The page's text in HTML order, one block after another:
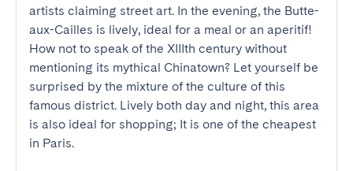
artists claiming street art. In the evening, the Butte-
aux-Cailles is lively, ideal for a meal or an aperitif!
How not to speak of the XIIIth century without
mentioning its mythical Chinatown? Let yourself be
surprised by the mixture of the culture of this
famous district. Lively both day and night, this area
is also ideal for shopping; It is one of the cheapest
in Paris.